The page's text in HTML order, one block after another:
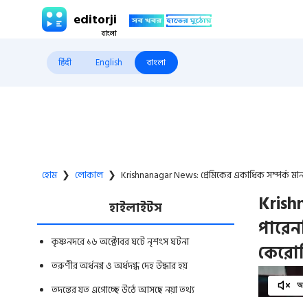
editorji
हिंदी English বাংলা
হোম ❯ লোকাল ❯ Krishnanagar News: প্রেমিকের একাধিক সম্পর্ক
হাইলাইটস
কৃষ্ণনদরে ১৬ অক্টোবর ঘটে নৃশংস ঘটনা
তরুণীর অর্ধনগ্ন ও অর্ধদগ্ধ দেহ উদ্ধার হয়
তদন্তের যত এগোচ্ছে উঠে আসছে নয়া তথ্য